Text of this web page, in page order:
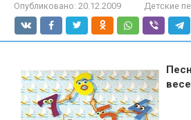
Опубликовано: 20.12.2009 Детские